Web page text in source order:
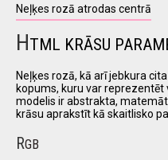
Neļķes rozā atrodas centrā
HTML KRĀSU
Neļķes rozā, kā arī jebkura
kopums, kuru var reprezentēt
modelis ir abstrakta,
krāsu aprakstīt kā skaitlisko
RGB